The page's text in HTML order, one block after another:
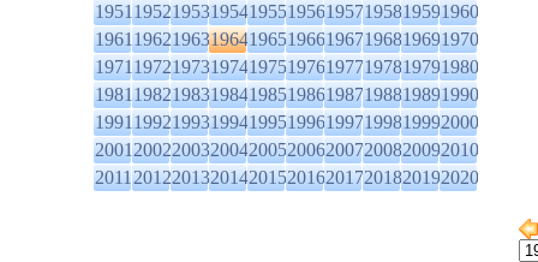
1951195219531954195519561957195819591960
1961196219631964196519661967196819691970
1971197219731974197519761977197819791980
1981198219831984198519861987198819891990
1991199219931994199519961997199819992000
2001200220032004200520062007200820092010
2011201220132014201520162017201820192020